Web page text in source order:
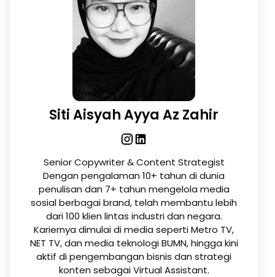
Siti Aisyah Ayya Az Zahir
Senior Copywriter & Content Strategist
Dengan pengalaman 10+ tahun di dunia
penulisan dan 7+ tahun mengelola media
sosial berbagai brand, telah membantu lebih
dari 100 klien lintas industri dan negara.
Kariernya dimulai di media seperti Metro TV,
NET TV, dan media teknologi BUMN, hingga kini
aktif di pengembangan bisnis dan strategi
konten sebagai Virtual Assistant.